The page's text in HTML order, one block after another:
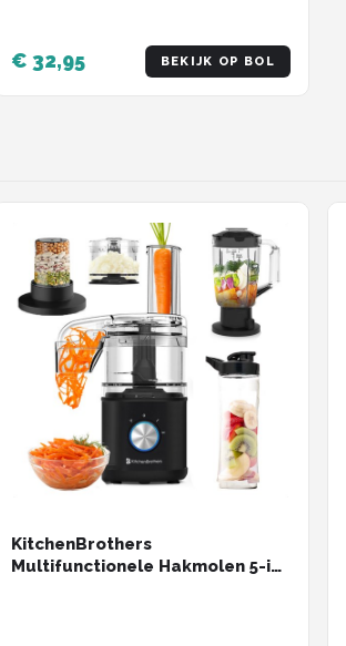
€ 32,95 BEKIJK OP BOL
KitchenBrothers
Multifunctionele Hakmolen 5-in-